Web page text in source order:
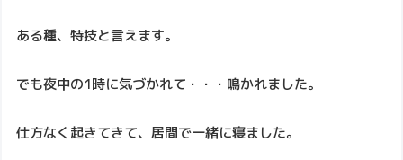
ある種、特技と言えます。
でも夜中の1時に気づかれて・・・鳴かれました。
仕方なく起きてきて、居間で一緒に寝ました。